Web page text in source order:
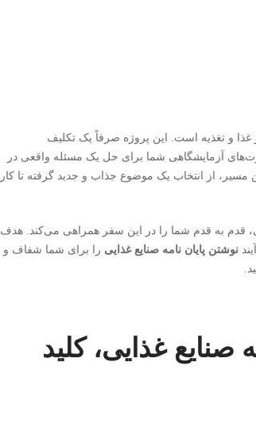
غذا و تغذیه است. این پروژه صرفاً یک تکلیف
آزمایشگاهی شما برای حل یک مسئله واقعی در
از انتخاب یک موضوع جذاب و جدید گرفته تا کار
قدم به قدم شما را در این سفر همراهی می‌کند. هدف
نوشتن پایان نامه صنایع غذایی را برای شما شفاف و
صنایع غذایی، کلید